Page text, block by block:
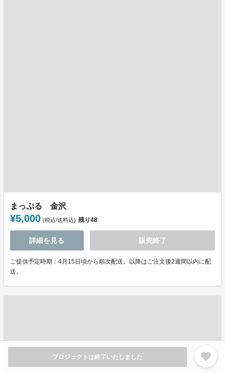
プロジェクトは終了いたしました favorite
まっぷる 金沢
¥5,000 (税込/送料込) 残り48
詳細を見る 販売終了
ご提供予定時期：4月15日頃から順次配送。以降はご注文後2週間以内に配
送。